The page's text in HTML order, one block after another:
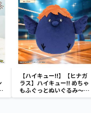
【ハイキュー!!】【ヒナガ
ラス】ハイキュー!! めちゃ
もふぐっとぬいぐるみ～ヒ
ナガラス～